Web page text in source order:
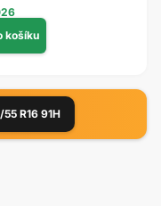
R16 91H